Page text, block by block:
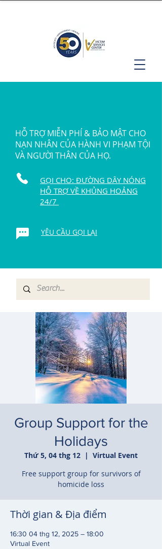
HỖ TRỢ MIỄN PHÍ & BẢO MẬT CHO
NẠN NHÂN CỦA HÀNH VI PHẠM TỘI
VÀ NGƯỜI THÂN CỦA HỌ.
GỌI CHO: ĐƯỜNG DÂY NÓNG
HỖ TRỢ VỀ KHỦNG HOẢNG
24/7
YÊU CẦU GỌI LẠI
Group Support for the
Holidays
Thứ 5, 04 thg 12
  |
Virtual Event
Free support group for survivors of
homicide loss
Thời gian & Địa điểm
16:30 04 thg 12, 2025 – 18:00
Virtual Event